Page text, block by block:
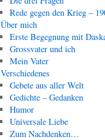
Rede gegen den Krieg –
Über mich
Erste Begegnung mit
Grossvater und ich
Mein Vater
Verschiedenes
Gebete aus aller Welt
Gedichte – Gedanken
Humor
Universale Liebe
Zum Nachdenken…